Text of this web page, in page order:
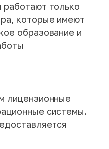
работают только
которые имеют
образование и
лицензионные
системы.